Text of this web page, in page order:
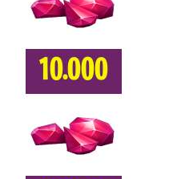
10.000